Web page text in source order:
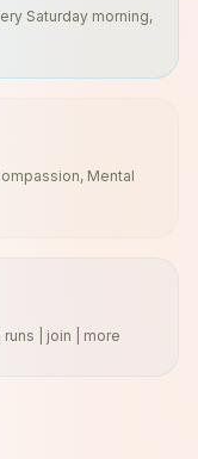
Mental
runs | join | more